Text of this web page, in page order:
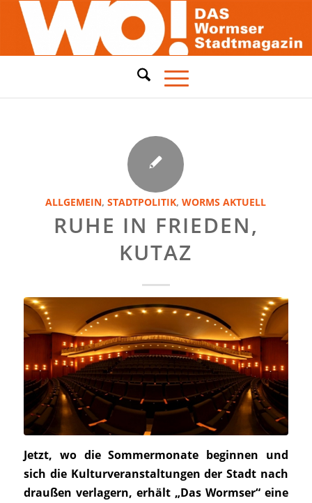
ALLGEMEIN,STADTPOLITIK,WORMS AKTUELL
RUHE IN FRIEDEN,
KUTAZ
Jetzt, wo die Sommermonate beginnen und
sich die Kulturveranstaltungen der Stadt nach
draußen verlagern, erhält „Das Wormser“ eine